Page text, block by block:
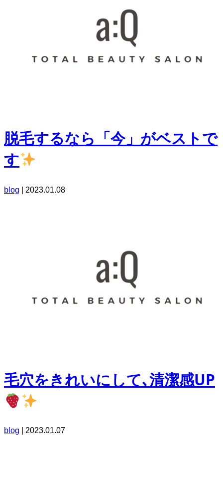
脱毛するなら「今」がベストで
す
blog 2023.01.08
毛穴をきれいにして､清潔感UP
blog 2023.01.07